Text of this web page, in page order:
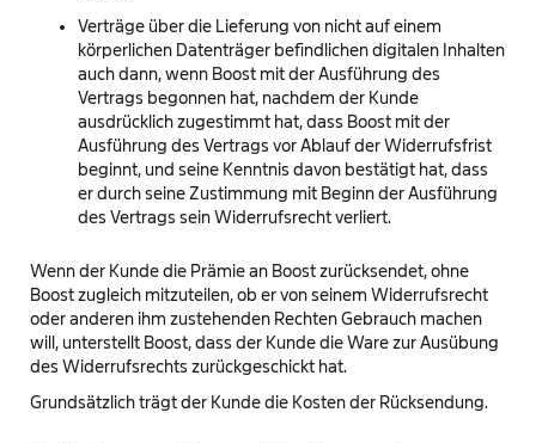
Verträge über die Lieferung von nicht auf einem
körperlichen Datenträger befindlichen digitalen Inhalten
auch dann, wenn Boost mit der Ausführung des
Vertrags begonnen hat, nachdem der Kunde
ausdrücklich zugestimmt hat, dass Boost mit der
Ausführung des Vertrags vor Ablauf der Widerrufsfrist
beginnt, und seine Kenntnis davon bestätigt hat, dass
er durch seine Zustimmung mit Beginn der Ausführung
des Vertrags sein Widerrufsrecht verliert.
Wenn der Kunde die Prämie an Boost zurücksendet, ohne
Boost zugleich mitzuteilen, ob er von seinem Widerrufsrecht
oder anderen ihm zustehenden Rechten Gebrauch machen
will, unterstellt Boost, dass der Kunde die Ware zur Ausübung
des Widerrufsrechts zurückgeschickt hat.
Grundsätzlich trägt der Kunde die Kosten der Rücksendung.